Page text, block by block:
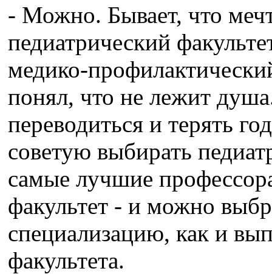
- Можно. Бывает, что
педиатрический
медико-
понял, что не лежит
переводиться и терять
советую выбирать
самые лучшие
факультет - и можно
специализацию, как и
факультета.